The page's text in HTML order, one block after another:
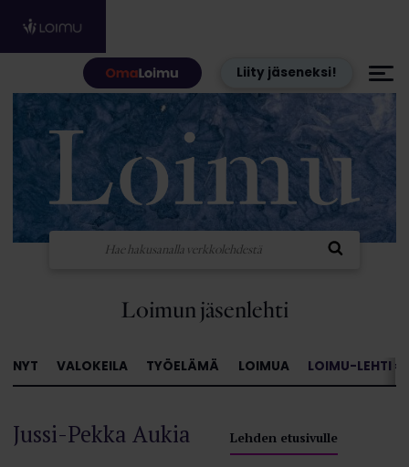
Liity jäseneksi!
Loimun jäsenlehti
NYT VALOKEILA TYÖELÄMÄ LOIMUA LOIMU-LEHTI »
Jussi-Pekka Aukia Lehden etusivulle